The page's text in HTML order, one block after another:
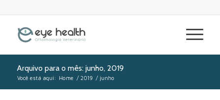
Arquivo para o mês: junho, 2019
Você está aqui: Home / 2019 / junho